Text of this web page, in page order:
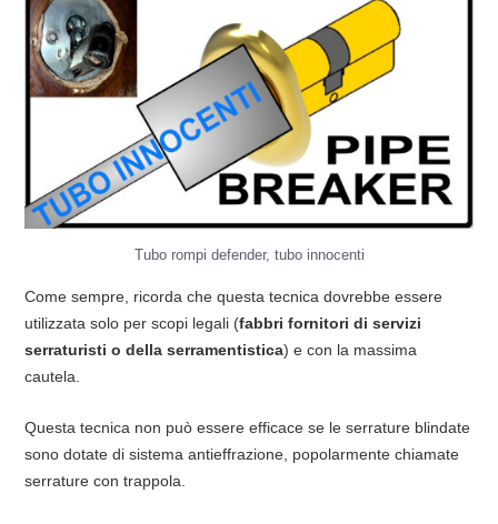
Tubo rompi defender, tubo innocenti
Come sempre, ricorda che questa tecnica dovrebbe essere
utilizzata solo per scopi legali (fabbri fornitori di servizi
serraturisti o della serramentistica) e con la massima
cautela.
Questa tecnica non può essere efficace se le serrature blindate
sono dotate di sistema antieffrazione, popolarmente chiamate
serrature con trappola.